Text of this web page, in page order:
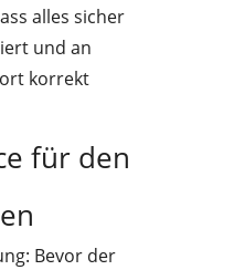
alles sicher
und an
korrekt
für den
Bevor der